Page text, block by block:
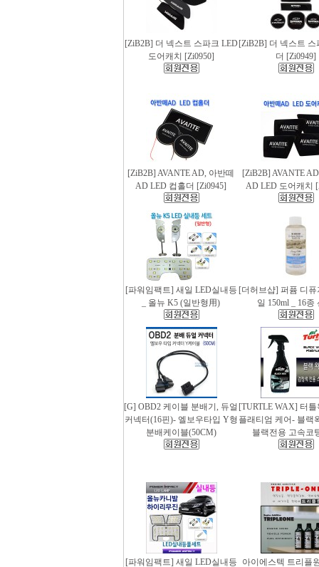
[ZiB2B] 더 넥스트 스파크 LED
도어캐치 [Zi0950]
[ZiB2B] 더 넥스트 스
더 [Zi0949]
[ZiB2B] AVANTE AD, 아반떼
AD LED 컵홀더 [Zi0945]
[ZiB2B] AVANTE
AD LED 도어캐치
[파워임팩트] 새일 LED실내등
_ 올뉴 K5 (일반형用)
[더허브샵] 퍼퓸 디
일 150ml _ 16종
[G] OBD2 케이블 분배기, 듀얼
커넥터(16핀)- 엘보우타입 Y형
분배케이블(50CM)
[TURTLE WAX] 터
플래티엄 케어- 블랙
블랙전용 고속코
[파워임팩트] 새일 LED실내등 아이에스텍 트리플